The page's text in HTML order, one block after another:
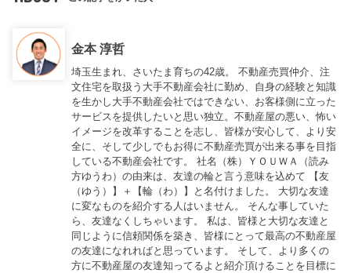
金本 淳哲
埼玉生まれ、さいたま育ちの42歳。 不動産売買仲介、注
文住宅を取扱う大手不動産会社に勤め、自身の経験と知識
を生かし大手不動産会社ではできない、お客様側に立った
サービスを提供したいと思い独立。不動産屋の悪い、怖い
イメージを改革することを志し、皆様が安心して、より安
全に、そして少しでもお得に不動産売買が出来る事を目指
している不動産会社です。 社名（株）ＹＯＵＷＡ（読み
方ゆうわ）の由来は、友達の輪と言う意味を込めて 【友
（ゆう）】＋【輪（わ）】と名付けました。 大切な友達
に変なものを紹介する人はいません。 そんな事していた
ら、友達なくしちゃいます。 私は、皆様と大切な友達と
同じように信頼関係を築き、皆様にとって最高の不動産屋
の友達になれればと思っています。 そして、より多くの
方に不動産屋の友達知ってるよと紹介頂けることを目標に